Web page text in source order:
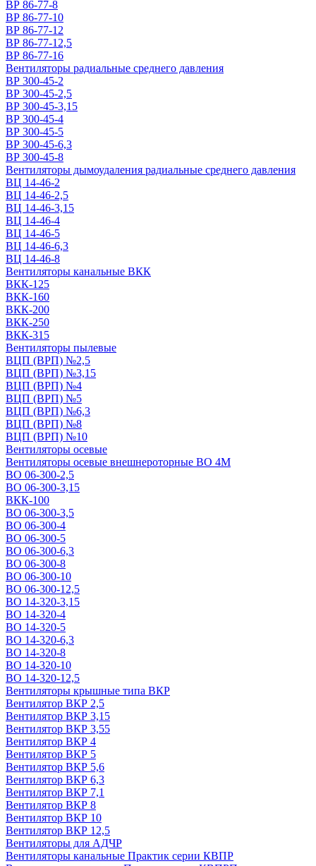
ВР 86-77-8
ВР 86-77-10
ВР 86-77-12
ВР 86-77-12,5
ВР 86-77-16
Вентиляторы радиальные среднего давления
ВР 300-45-2
ВР 300-45-2,5
ВР 300-45-3,15
ВР 300-45-4
ВР 300-45-5
ВР 300-45-6,3
ВР 300-45-8
Вентиляторы дымоудаления радиальные среднего давления
ВЦ 14-46-2
ВЦ 14-46-2,5
ВЦ 14-46-3,15
ВЦ 14-46-4
ВЦ 14-46-5
ВЦ 14-46-6,3
ВЦ 14-46-8
Вентиляторы канальные ВКК
ВКК-125
ВКК-160
ВКК-200
ВКК-250
ВКК-315
Вентиляторы пылевые
ВЦП (ВРП) №2,5
ВЦП (ВРП) №3,15
ВЦП (ВРП) №4
ВЦП (ВРП) №5
ВЦП (ВРП) №6,3
ВЦП (ВРП) №8
ВЦП (ВРП) №10
Вентиляторы осевые
Вентиляторы осевые внешнероторные ВО 4М
ВО 06-300-2,5
ВО 06-300-3,15
ВКК-100
ВО 06-300-3,5
ВО 06-300-4
ВО 06-300-5
ВО 06-300-6,3
ВО 06-300-8
ВО 06-300-10
ВО 06-300-12,5
ВО 14-320-3,15
ВО 14-320-4
ВО 14-320-5
ВО 14-320-6,3
ВО 14-320-8
ВО 14-320-10
ВО 14-320-12,5
Вентиляторы крышные типа ВКР
Вентилятор ВКР 2,5
Вентилятор ВКР 3,15
Вентилятор ВКР 3,55
Вентилятор ВКР 4
Вентилятор ВКР 5
Вентилятор ВКР 5,6
Вентилятор ВКР 6,3
Вентилятор ВКР 7,1
Вентилятор ВКР 8
Вентилятор ВКР 10
Вентилятор ВКР 12,5
Вентиляторы для АДЧР
Вентиляторы канальные Практик серии КВПР